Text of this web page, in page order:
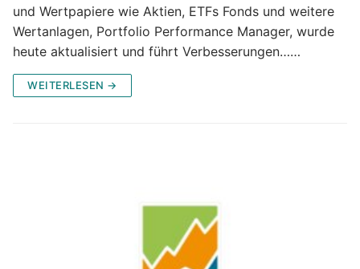
und Wertpapiere wie Aktien, ETFs Fonds und weitere
Wertanlagen, Portfolio Performance Manager, wurde
heute aktualisiert und führt Verbesserungen……
WEITERLESEN →